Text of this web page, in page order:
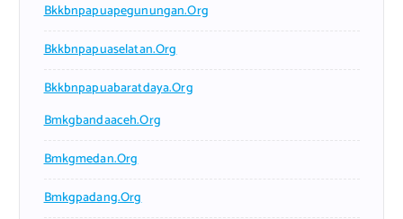
Bkkbnpapuapegunungan.org
Bkkbnpapuaselatan.org
Bkkbnpapuabaratdaya.org
Bmkgbandaaceh.org
Bmkgmedan.org
Bmkgpadang.org